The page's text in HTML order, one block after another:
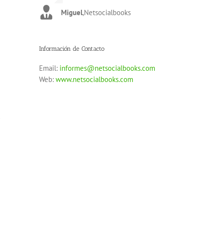
Miguel,Netsocialbooks
Información de Contacto
Email: informes@netsocialbooks.com
Web: www.netsocialbooks.com